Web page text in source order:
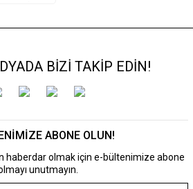
BİZİ TAKİP EDİN!
ABONE OLUN!
haberdar olmak için e-bültenimize abone
unutmayın.